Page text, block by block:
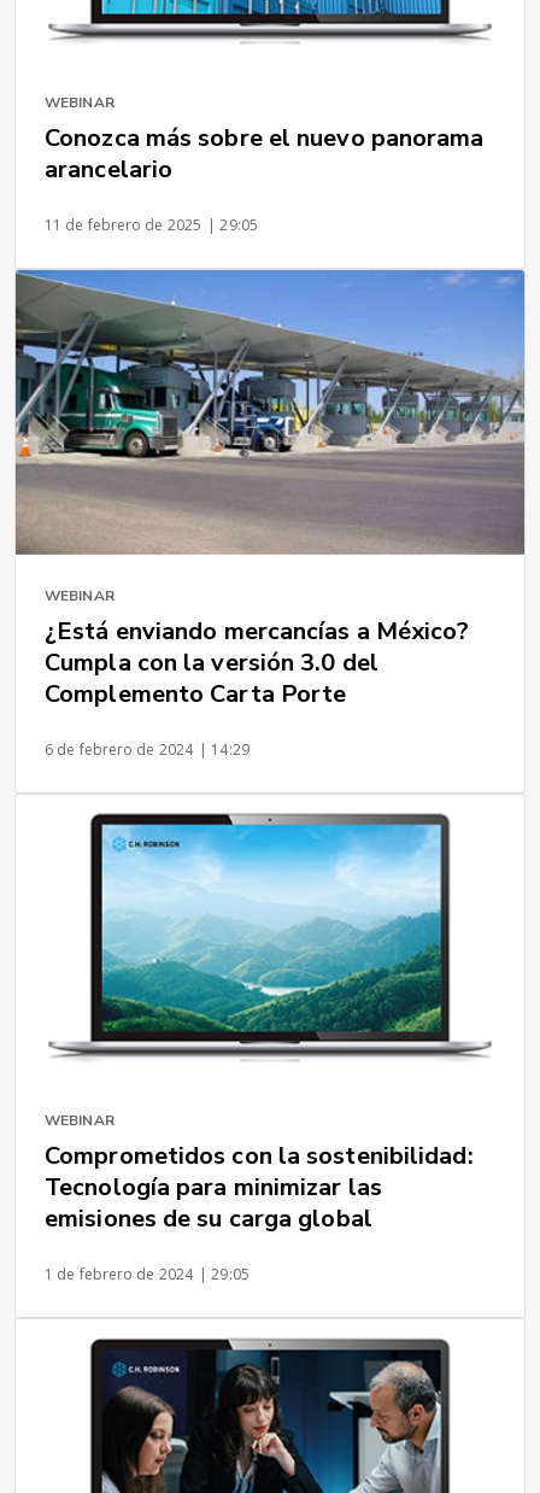
WEBINAR
Conozca más sobre el nuevo panorama
arancelario
11 de febrero de 2025 | 29:05
WEBINAR
¿Está enviando mercancías a México?
Cumpla con la versión 3.0 del
Complemento Carta Porte
6 de febrero de 2024 | 14:29
WEBINAR
Comprometidos con la sostenibilidad:
Tecnología para minimizar las
emisiones de su carga global
1 de febrero de 2024 | 29:05